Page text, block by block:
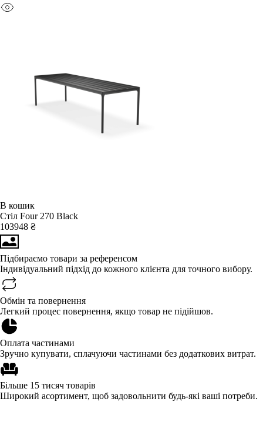
В кошик
Стіл Four 270 Black
103948 ₴
Підбираємо товари за референсом
Індивідуальний підхід до кожного клієнта для точного вибору.
Обмін та повернення
Легкий процес повернення, якщо товар не підійшов.
Оплата частинами
Зручно купувати, сплачуючи частинами без додаткових витрат.
Більше 15 тисяч товарів
Широкий асортимент, щоб задовольнити будь-які ваші потреби.